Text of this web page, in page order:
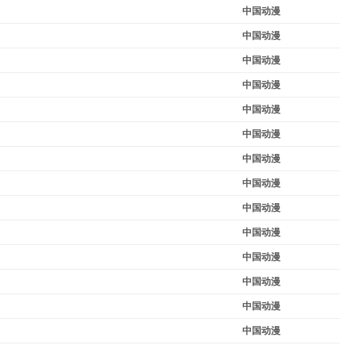
中国动漫
中国动漫
中国动漫
中国动漫
中国动漫
中国动漫
中国动漫
中国动漫
中国动漫
中国动漫
中国动漫
中国动漫
中国动漫
中国动漫